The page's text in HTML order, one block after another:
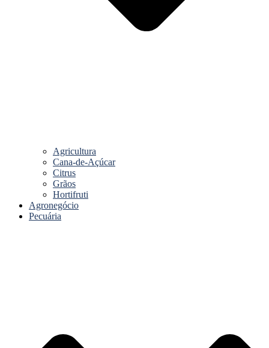
Agricultura
Cana-de-Açúcar
Citrus
Grãos
Hortifruti
Agronegócio
Pecuária